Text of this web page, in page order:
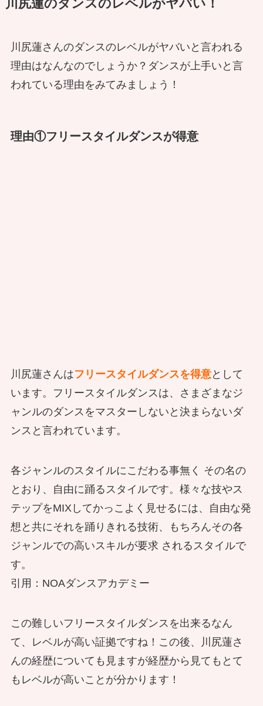
川尻蓮のダンスのレベルがヤバい！
川尻蓮さんのダンスのレベルがヤバいと言われる
理由はなんなのでしょうか？ダンスが上手いと言
われている理由をみてみましょう！
理由①フリースタイルダンスが得意
川尻蓮さんはフリースタイルダンスを得意として
います。フリースタイルダンスは、さまざまなジ
ャンルのダンスをマスターしないと決まらないダ
ンスと言われています。
各ジャンルのスタイルにこだわる事無く その名の
とおり、自由に踊るスタイルです。様々な技やス
テップをMIXしてかっこよく見せるには、自由な発
想と共にそれを踊りきれる技術、もちろんその各
ジャンルでの高いスキルが要求 されるスタイルで
す。
引用：NOAダンスアカデミー
この難しいフリースタイルダンスを出来るなん
て、レベルが高い証拠ですね！この後、川尻蓮さ
んの経歴についても見ますが経歴から見てもとて
もレベルが高いことが分かります！